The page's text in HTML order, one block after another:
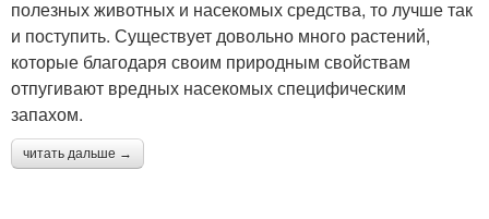
полезных животных и насекомых средства, то лучше так
и поступить. Существует довольно много растений,
которые благодаря своим природным свойствам
отпугивают вредных насекомых специфическим
запахом.
читать дальше →